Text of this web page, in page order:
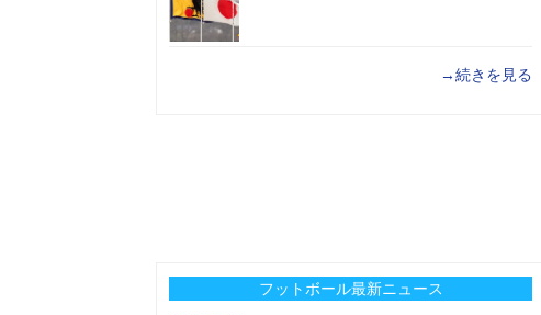
→続きを見る
フットボール最新ニュース